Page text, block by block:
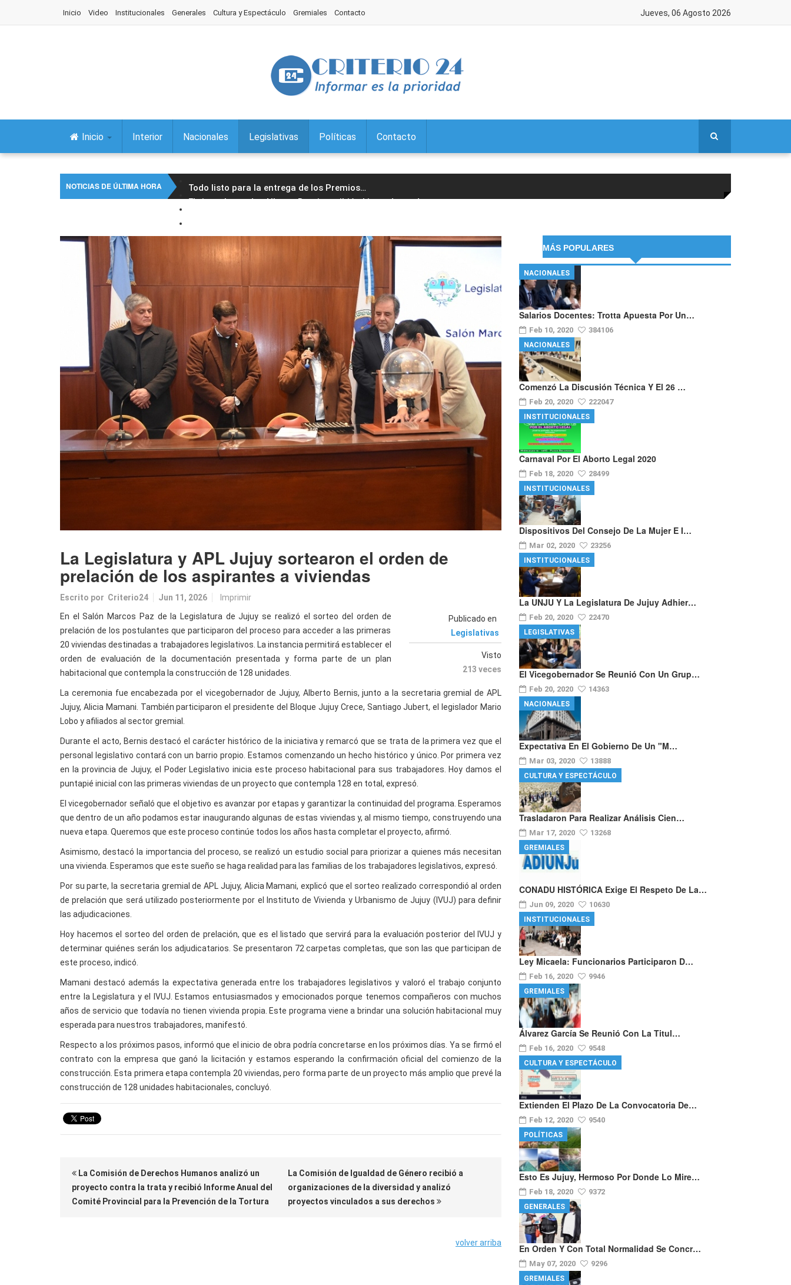
Inicio Video Institucionales Generales Cultura y Espectáculo Gremiales Contacto Jueves, 06 Agosto 2026
Inicio Interior Nacionales Legislativas Políticas Contacto
NOTICIAS DE ÚLTIMA HORA Todo listo para la entrega de los Premios…
El vicegobernador Alberto Bernis recibió al intendente de…
Fiestas patronales en Palpalá: acto protocolar, desfile y…
Concejales aprobaron la exención a la Tasa por
La Escuela N° 7 "Domingo Faustino Sarmiento" de
Sadir visitó a alumnos integrantes del proyecto literario
…
La Legislatura y APL Jujuy sortearon el orden de
prelación de los aspirantes a viviendas
Escrito por Criterio24 Jun 11, 2026 Imprimir
Publicado en
Legislativas
Visto
213 veces
En el Salón Marcos Paz de la Legislatura de Jujuy se realizó el sorteo del orden de
prelación de los postulantes que participaron del proceso para acceder a las primeras
20 viviendas destinadas a trabajadores legislativos. La instancia permitirá establecer el
orden de evaluación de la documentación presentada y forma parte de un plan
habitacional que contempla la construcción de 128 unidades.
La ceremonia fue encabezada por el vicegobernador de Jujuy, Alberto Bernis, junto a la secretaria gremial de APL
Jujuy, Alicia Mamani. También participaron el presidente del Bloque Jujuy Crece, Santiago Jubert, el legislador Mario
Lobo y afiliados al sector gremial.
Durante el acto, Bernis destacó el carácter histórico de la iniciativa y remarcó que se trata de la primera vez que el
personal legislativo contará con un barrio propio. Estamos comenzando un hecho histórico y único. Por primera vez
en la provincia de Jujuy, el Poder Legislativo inicia este proceso habitacional para sus trabajadores. Hoy damos el
puntapié inicial con las primeras viviendas de un proyecto que contempla 128 en total, expresó.
El vicegobernador señaló que el objetivo es avanzar por etapas y garantizar la continuidad del programa. Esperamos
que dentro de un año podamos estar inaugurando algunas de estas viviendas y, al mismo tiempo, construyendo una
nueva etapa. Queremos que este proceso continúe todos los años hasta completar el proyecto, afirmó.
Asimismo, destacó la importancia del proceso, se realizó un estudio social para priorizar a quienes más necesitan
una vivienda. Esperamos que este sueño se haga realidad para las familias de los trabajadores legislativos, expresó.
Por su parte, la secretaria gremial de APL Jujuy, Alicia Mamani, explicó que el sorteo realizado correspondió al orden
de prelación que será utilizado posteriormente por el Instituto de Vivienda y Urbanismo de Jujuy (IVUJ) para definir
las adjudicaciones.
Hoy hacemos el sorteo del orden de prelación, que es el listado que servirá para la evaluación posterior del IVUJ y
determinar quiénes serán los adjudicatarios. Se presentaron 72 carpetas completas, que son las que participan de
este proceso, indicó.
Mamani destacó además la expectativa generada entre los trabajadores legislativos y valoró el trabajo conjunto
entre la Legislatura y el IVUJ. Estamos entusiasmados y emocionados porque tenemos compañeros con muchos
años de servicio que todavía no tienen vivienda propia. Este programa viene a brindar una solución habitacional muy
esperada para nuestros trabajadores, manifestó.
Respecto a los próximos pasos, informó que el inicio de obra podría concretarse en los próximos días. Ya se firmó el
contrato con la empresa que ganó la licitación y estamos esperando la confirmación oficial del comienzo de la
construcción. Esta primera etapa contempla 20 viviendas, pero forma parte de un proyecto más amplio que prevé la
construcción de 128 unidades habitacionales, concluyó.
La Comisión de Derechos Humanos analizó un
proyecto contra la trata y recibió Informe Anual del
Comité Provincial para la Prevención de la Tortura
La Comisión de Igualdad de Género recibió a
organizaciones de la diversidad y analizó
proyectos vinculados a sus derechos
volver arriba
MÁS POPULARES
Salarios Docentes: Trotta Apuesta Por Un…
Feb 10, 2020 384106
NACIONALES
Comenzó La Discusión Técnica Y El 26 …
Feb 20, 2020 222047
NACIONALES
Carnaval Por El Aborto Legal 2020
Feb 18, 2020 28499
INSTITUCIONALES
Dispositivos Del Consejo De La Mujer E I…
Mar 02, 2020 23256
INSTITUCIONALES
La UNJU Y La Legislatura De Jujuy Adhier…
Feb 20, 2020 22470
INSTITUCIONALES
El Vicegobernador Se Reunió Con Un Grup…
Feb 20, 2020 14363
LEGISLATIVAS
Expectativa En El Gobierno De Un "m…
Mar 03, 2020 13888
NACIONALES
Trasladaron Para Realizar Análisis Cien…
Mar 17, 2020 13268
CULTURA Y ESPECTÁCULO
CONADU HISTÓRICA Exige El Respeto De La…
Jun 09, 2020 10630
GREMIALES
Ley Micaela: Funcionarios Participaron D…
Feb 16, 2020 9946
INSTITUCIONALES
Álvarez García Se Reunió Con La Titul…
Feb 16, 2020 9548
GREMIALES
Extienden El Plazo De La Convocatoria De…
Feb 12, 2020 9540
CULTURA Y ESPECTÁCULO
Esto Es Jujuy, Hermoso Por Donde Lo Mire…
Feb 18, 2020 9372
POLÍTICAS
En Orden Y Con Total Normalidad Se Concr…
May 07, 2020 9296
GENERALES
GREMIALES